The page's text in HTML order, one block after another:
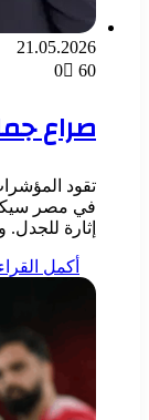
21.05.2026
0
60
صراع
تقود
في مصر
إثارة
أكمل